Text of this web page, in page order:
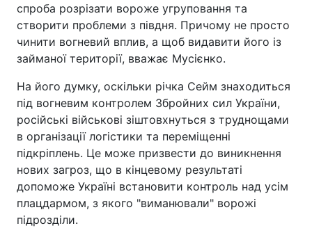
спроба розрізати вороже угруповання та
створити проблеми з півдня. Причому не просто
чинити вогневий вплив, а щоб видавити його із
займаної території, вважає Мусієнко.
На його думку, оскільки річка Сейм знаходиться
під вогневим контролем Збройних сил України,
російські військові зіштовхнуться з труднощами
в організації логістики та переміщенні
підкріплень. Це може призвести до виникнення
нових загроз, що в кінцевому результаті
допоможе Україні встановити контроль над усім
плацдармом, з якого "виманювали" ворожі
підрозділи.